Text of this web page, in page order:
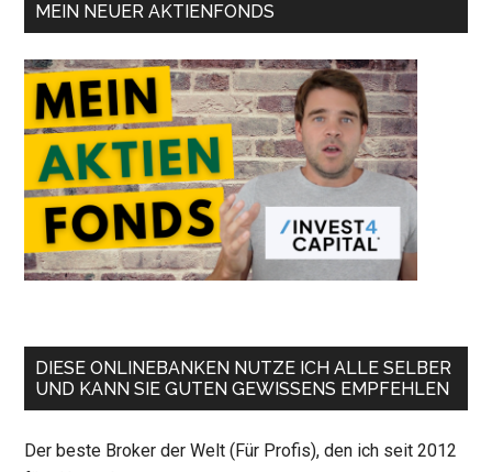
MEIN NEUER AKTIENFONDS
DIESE ONLINEBANKEN NUTZE ICH ALLE SELBER
UND KANN SIE GUTEN GEWISSENS EMPFEHLEN
Der beste Broker der Welt (Für Profis), den ich seit 2012